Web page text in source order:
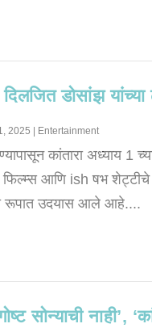
दिलजित डोसांझ
2025 Entertainment
कांतारा अध्याय 1
आणि ish षभ शेट्टीचे
रूपात उदयास आले आहे....
सोन्याची नाही’,